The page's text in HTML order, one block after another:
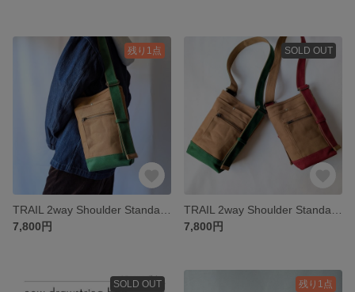
残り1点
7,800円
SOLD OUT
7,800円
SOLD OUT 残り1点